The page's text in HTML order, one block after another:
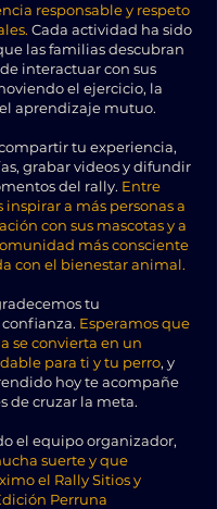
responsable y respeto
Cada actividad ha sido
las familias descubran
interactuar con sus
el ejercicio, la
aprendizaje mutuo.
tu experiencia,
grabar videos y difundir
del rally. Entre
a más personas a
con sus mascotas y a
más consciente
con el bienestar animal.
tu
Esperamos que
se convierta en un
para ti y tu perro, y
hoy te acompañe
de cruzar la meta.
el equipo organizador,
suerte y que
el Rally Sitios y
Perruna